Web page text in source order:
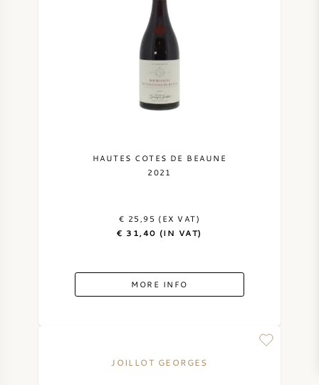
HAUTES COTES DE BEAUNE
2021
€ 25,95 (EX VAT)
€ 31,40 (IN VAT)
MORE INFO
JOILLOT GEORGES